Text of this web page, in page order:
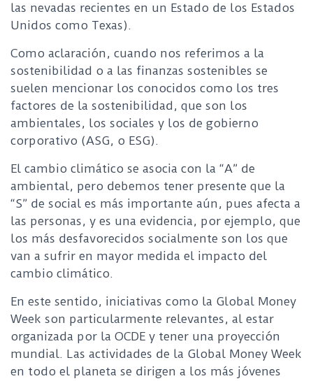
las nevadas recientes en un Estado de los Estados
Unidos como Texas).
Como aclaración, cuando nos referimos a la
sostenibilidad o a las finanzas sostenibles se
suelen mencionar los conocidos como los tres
factores de la sostenibilidad, que son los
ambientales, los sociales y los de gobierno
corporativo (ASG, o ESG).
El cambio climático se asocia con la “A” de
ambiental, pero debemos tener presente que la
“S” de social es más importante aún, pues afecta a
las personas, y es una evidencia, por ejemplo, que
los más desfavorecidos socialmente son los que
van a sufrir en mayor medida el impacto del
cambio climático.
En este sentido, iniciativas como la Global Money
Week son particularmente relevantes, al estar
organizada por la OCDE y tener una proyección
mundial. Las actividades de la Global Money Week
en todo el planeta se dirigen a los más jóvenes